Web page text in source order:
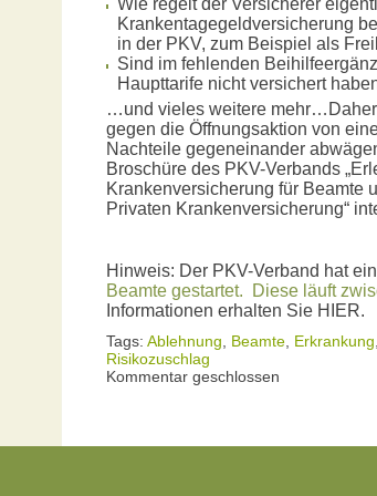
Wie regelt der Versicherer
Krankentagegeldversicherung
in der PKV, zum Beispiel als
Sind im fehlenden
Haupttarife nicht versichert
…und vieles weitere
gegen die Öffnungsaktion von
Nachteile gegeneinander
Broschüre des PKV-Verbands
Krankenversicherung für Beamte
Privaten Krankenversicherung“
Hinweis: Der PKV-Verband hat
Beamte gestartet. Diese läuft
Informationen erhalten Sie HIER.
Tags: Ablehnung Beamte Erkrankung
Risikozuschlag
Kommentar geschlossen